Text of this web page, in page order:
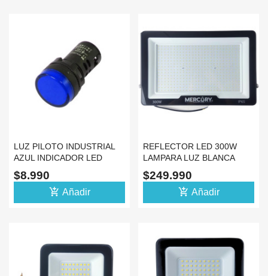
LUZ PILOTO INDUSTRIAL
AZUL INDICADOR LED
22MM 110V
$8.990
add_shopping_cart Añadir
REFLECTOR LED 300W
LAMPARA LUZ BLANCA
6500K IP65 110V 220V
$249.990
add_shopping_cart Añadir